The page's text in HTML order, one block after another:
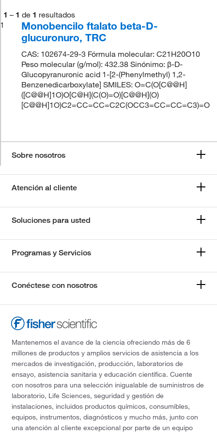
1 – 1 de 1 resultados
1
Monobencilo ftalato beta-D-
glucuronuro, TRC
CAS: 102674-29-3 Fórmula molecular: C21H20O10
Peso molecular (g/mol): 432.38 Sinónimo: β-D-
Glucopyranuronic acid 1-[2-(Phenylmethyl) 1,2-
Benzenedicarboxylate] SMILES: O=C(O[C@@H]
([C@@H]1O)O[C@H](C(O)=O)[C@@H](O)
[C@@H]1O)C2=CC=CC=C2C(OCC3=CC=CC=C3)=O
Sobre nosotros
Atención al cliente
Soluciones para usted
Programas y Servicios
Conéctese con nosotros
Mantenemos el avance de la ciencia ofreciendo más de 6
millones de productos y amplios servicios de asistencia a los
mercados de investigación, producción, laboratorios de
ensayo, asistencia sanitaria y educación científica. Cuente
con nosotros para una selección inigualable de suministros de
laboratorio, Life Sciences, seguridad y gestión de
instalaciones, incluidos productos químicos, consumibles,
equipos, instrumentos, diagnósticos y mucho más, junto con
una atención al cliente excepcional por parte de un equipo